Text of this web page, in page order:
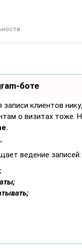
боте
клиентов
о визитах тоже.
.
ведение записей: